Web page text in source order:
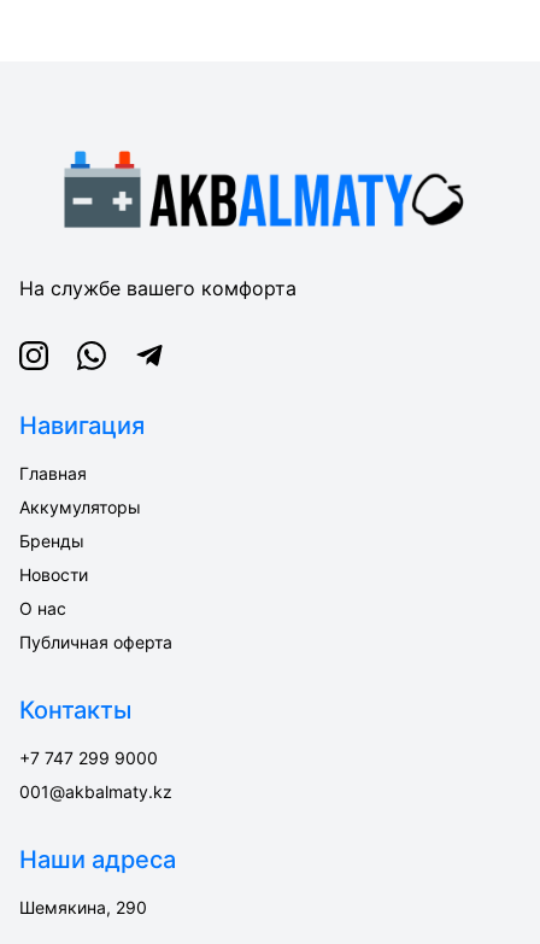
На службе вашего комфорта
InstagramWhatsappTelegram
Навигация
Главная
Аккумуляторы
Бренды
Новости
О нас
Публичная оферта
Контакты
+7 747 299 9000
001@akbalmaty.kz
Наши адреса
Шемякина, 290